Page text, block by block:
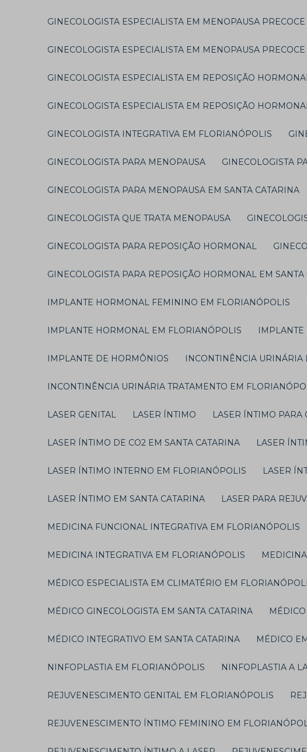
GINECOLOGISTA ESPECIALISTA EM MENOPAUSA PRECOCE
GINECOLOGISTA ESPECIALISTA EM MENOPAUSA
GINECOLOGISTA ESPECIALISTA EM REPOSIÇÃO
GINECOLOGISTA ESPECIALISTA EM REPOSIÇÃO
GINECOLOGISTA INTEGRATIVA EM FLORIANÓPOLIS
GINECOLOGISTA PARA MENOPAUSA GINECOLOGISTA
GINECOLOGISTA PARA MENOPAUSA EM SANTA CATARINA
GINECOLOGISTA QUE TRATA MENOPAUSA
GINECOLOGISTA PARA REPOSIÇÃO HORMONAL
GINECOLOGISTA PARA REPOSIÇÃO HORMONAL EM
IMPLANTE HORMONAL FEMININO EM FLORIANÓPOLIS
IMPLANTE HORMONAL EM FLORIANÓPOLIS
IMPLANTE DE HORMÔNIOS INCONTINÊNCIA URINÁRIA
INCONTINÊNCIA URINÁRIA TRATAMENTO EM
LASER GENITAL LASER ÍNTIMO LASER ÍNTIMO
LASER ÍNTIMO DE CO2 EM SANTA CATARINA LASER
LASER ÍNTIMO INTERNO EM FLORIANÓPOLIS LASER
LASER ÍNTIMO EM SANTA CATARINA LASER PARA
MEDICINA FUNCIONAL INTEGRATIVA EM FLORIANÓPOLIS
MEDICINA INTEGRATIVA EM FLORIANÓPOLIS
MÉDICO ESPECIALISTA EM CLIMATÉRIO EM
MÉDICO GINECOLOGISTA EM SANTA CATARINA
MÉDICO INTEGRATIVO EM SANTA CATARINA MÉDICO
NINFOPLASTIA EM FLORIANÓPOLIS NINFOPLASTIA A
REJUVENESCIMENTO GENITAL EM FLORIANÓPOLIS
REJUVENESCIMENTO ÍNTIMO FEMININO EM